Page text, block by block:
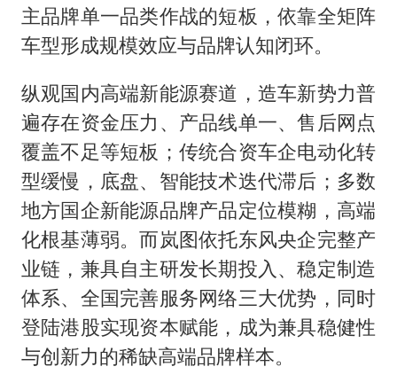
主品牌单一品类作战的短板，依靠全矩阵
车型形成规模效应与品牌认知闭环。
纵观国内高端新能源赛道，造车新势力普
遍存在资金压力、产品线单一、售后网点
覆盖不足等短板；传统合资车企电动化转
型缓慢，底盘、智能技术迭代滞后；多数
地方国企新能源品牌产品定位模糊，高端
化根基薄弱。而岚图依托东风央企完整产
业链，兼具自主研发长期投入、稳定制造
体系、全国完善服务网络三大优势，同时
登陆港股实现资本赋能，成为兼具稳健性
与创新力的稀缺高端品牌样本。